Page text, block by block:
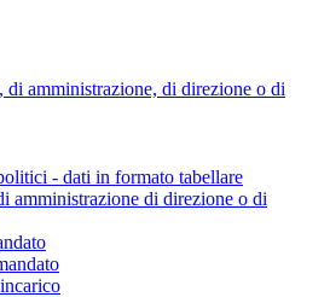
amministrazione, di direzione o di
- dati in formato tabellare
amministrazione di direzione o di